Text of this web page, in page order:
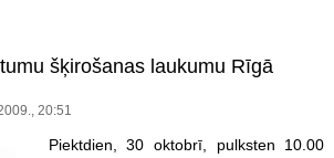
šķirošanas laukumu Rīgā
20:51
Piektdien, 30 oktobrī, pulksten 10.00